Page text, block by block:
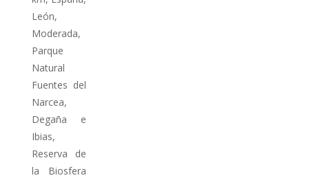
León,
Moderada,
Parque
Natural
Fuentes del
Narcea,
Degaña e
Ibias,
Reserva de
la Biosfera